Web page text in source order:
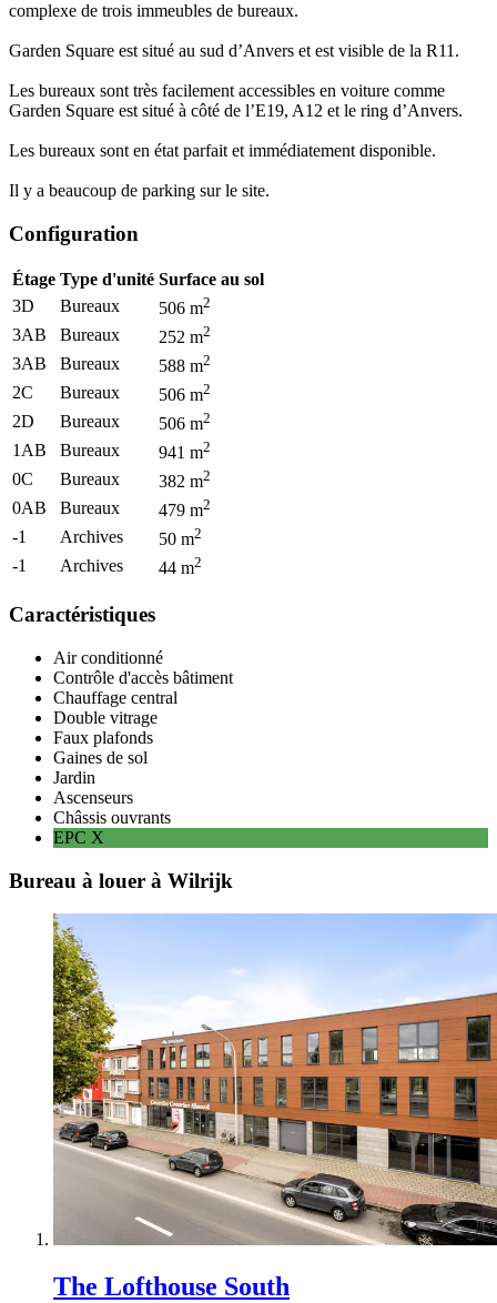
complexe de trois immeubles de bureaux.
Garden Square est situé au sud d’Anvers et est visible de la R11.
Les bureaux sont très facilement accessibles en voiture comme
Garden Square est situé à côté de l’E19, A12 et le ring d’Anvers.
Les bureaux sont en état parfait et immédiatement disponible.
Il y a beaucoup de parking sur le site.
Configuration
Étage Type d'unité Surface au sol
3D
Bureaux 506 m2
3AB Bureaux 252 m2
3AB Bureaux 588 m2
2C Bureaux 506 m2
2D Bureaux 506 m2
1AB Bureaux 941 m2
0C Bureaux 382 m2
0AB Bureaux 479 m2
-1 Archives 50 m2
-1 Archives 44 m2
Caractéristiques
Air conditionné
Contrôle d'accès bâtiment
Chauffage central
Double vitrage
Faux plafonds
Gaines de sol
Jardin
Ascenseurs
Châssis ouvrants
EPC X
Bureau à louer à Wilrijk
The Lofthouse South